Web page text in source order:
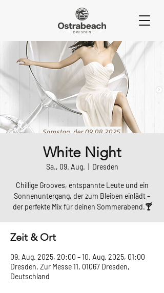
White Night
Sa., 09. Aug. Dresden
Chillige Grooves, entspannte Leute und ein
Sonnenuntergang, der zum Bleiben einlädt –
der perfekte Mix für deinen Sommerabend.🍸
Zeit & Ort
09. Aug. 2025, 20:00 – 10. Aug. 2025, 01:00
Dresden, Zur Messe 11, 01067 Dresden,
Deutschland